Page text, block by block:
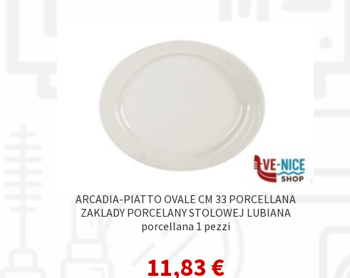
ARCADIA-PIATTO OVALE CM 33 PORCELLANA
ZAKLADY PORCELANY STOLOWEJ LUBIANA
porcellana 1 pezzi
11,83 €